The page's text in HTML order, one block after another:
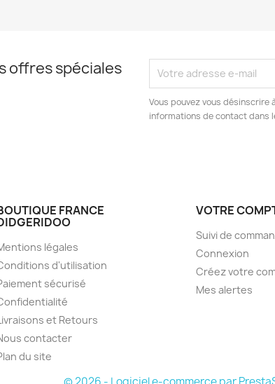
offres spéciales
Vous pouvez vous désinscrire
informations de contact dans
FRANCE
légales
d'utilisation
sécurisé
et Retours
contacter
du site
VOTRE
Suivi de
Connexion
Créez votre
Mes alertes